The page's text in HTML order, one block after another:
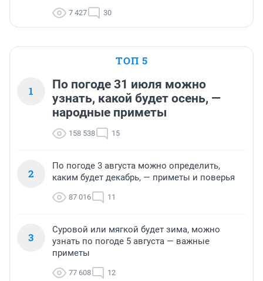
7 427 30
ТОП 5
1
По погоде 31 июля можно
узнать, какой будет осень, —
народные приметы
158 538 15
2
По погоде 3 августа можно определить,
каким будет декабрь, — приметы и поверья
87 016 11
3
Суровой или мягкой будет зима, можно
узнать по погоде 5 августа — важные
приметы
77 608 12